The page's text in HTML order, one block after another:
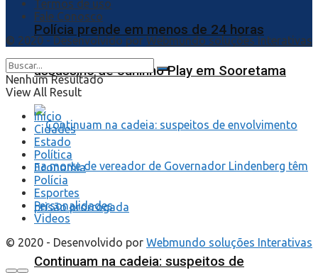
Polícia prende em menos de 24 horas
assassino de Juninho Play em Sooretama
Continuam na cadeia: suspeitos de
Termos de uso
Fale Conosco
© 2020 - Desenvolvido por Webmundo soluções Interativas
Nenhum Resultado
View All Result
Início
Cidades
Estado
Política
Economia
Polícia
Esportes
Personalidades
Videos
© 2020 - Desenvolvido por Webmundo soluções Interativas